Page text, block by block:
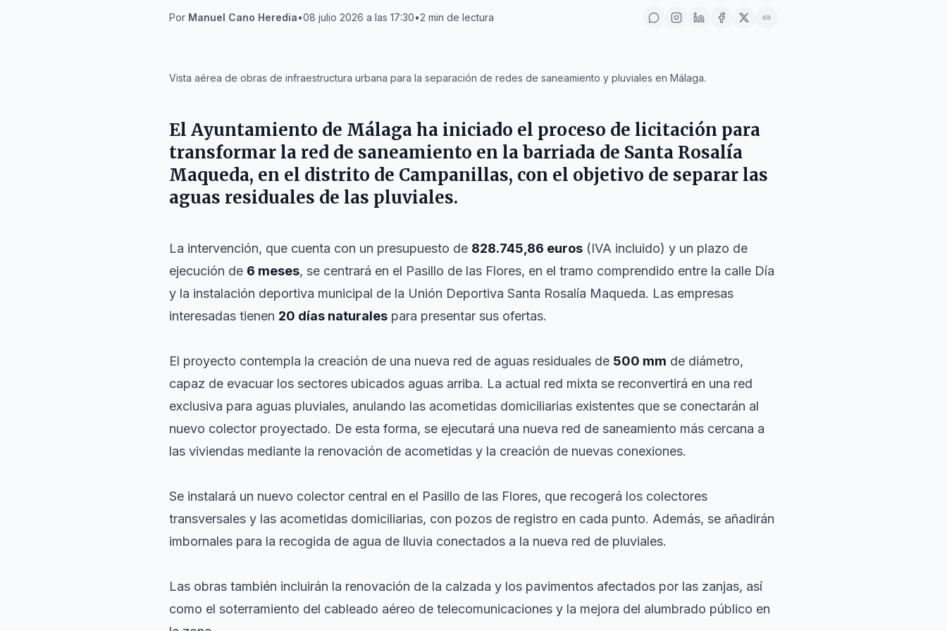
Por Manuel Cano Heredia•08 julio 2026 a las 17:30•2 min de lectura
Vista aérea de obras de infraestructura urbana para la separación de redes de saneamiento y pluviales en Málaga.
El Ayuntamiento de Málaga ha iniciado el proceso de licitación para
transformar la red de saneamiento en la barriada de Santa Rosalía
Maqueda, en el distrito de Campanillas, con el objetivo de separar las
aguas residuales de las pluviales.
La intervención, que cuenta con un presupuesto de 828.745,86 euros (IVA incluido) y un plazo de
ejecución de 6 meses, se centrará en el Pasillo de las Flores, en el tramo comprendido entre la calle Día
y la instalación deportiva municipal de la Unión Deportiva Santa Rosalía Maqueda. Las empresas
interesadas tienen 20 días naturales para presentar sus ofertas.
El proyecto contempla la creación de una nueva red de aguas residuales de 500 mm de diámetro,
capaz de evacuar los sectores ubicados aguas arriba. La actual red mixta se reconvertirá en una red
exclusiva para aguas pluviales, anulando las acometidas domiciliarias existentes que se conectarán al
nuevo colector proyectado. De esta forma, se ejecutará una nueva red de saneamiento más cercana a
las viviendas mediante la renovación de acometidas y la creación de nuevas conexiones.
Se instalará un nuevo colector central en el Pasillo de las Flores, que recogerá los colectores
transversales y las acometidas domiciliarias, con pozos de registro en cada punto. Además, se añadirán
imbornales para la recogida de agua de lluvia conectados a la nueva red de pluviales.
Las obras también incluirán la renovación de la calzada y los pavimentos afectados por las zanjas, así
como el soterramiento del cableado aéreo de telecomunicaciones y la mejora del alumbrado público en